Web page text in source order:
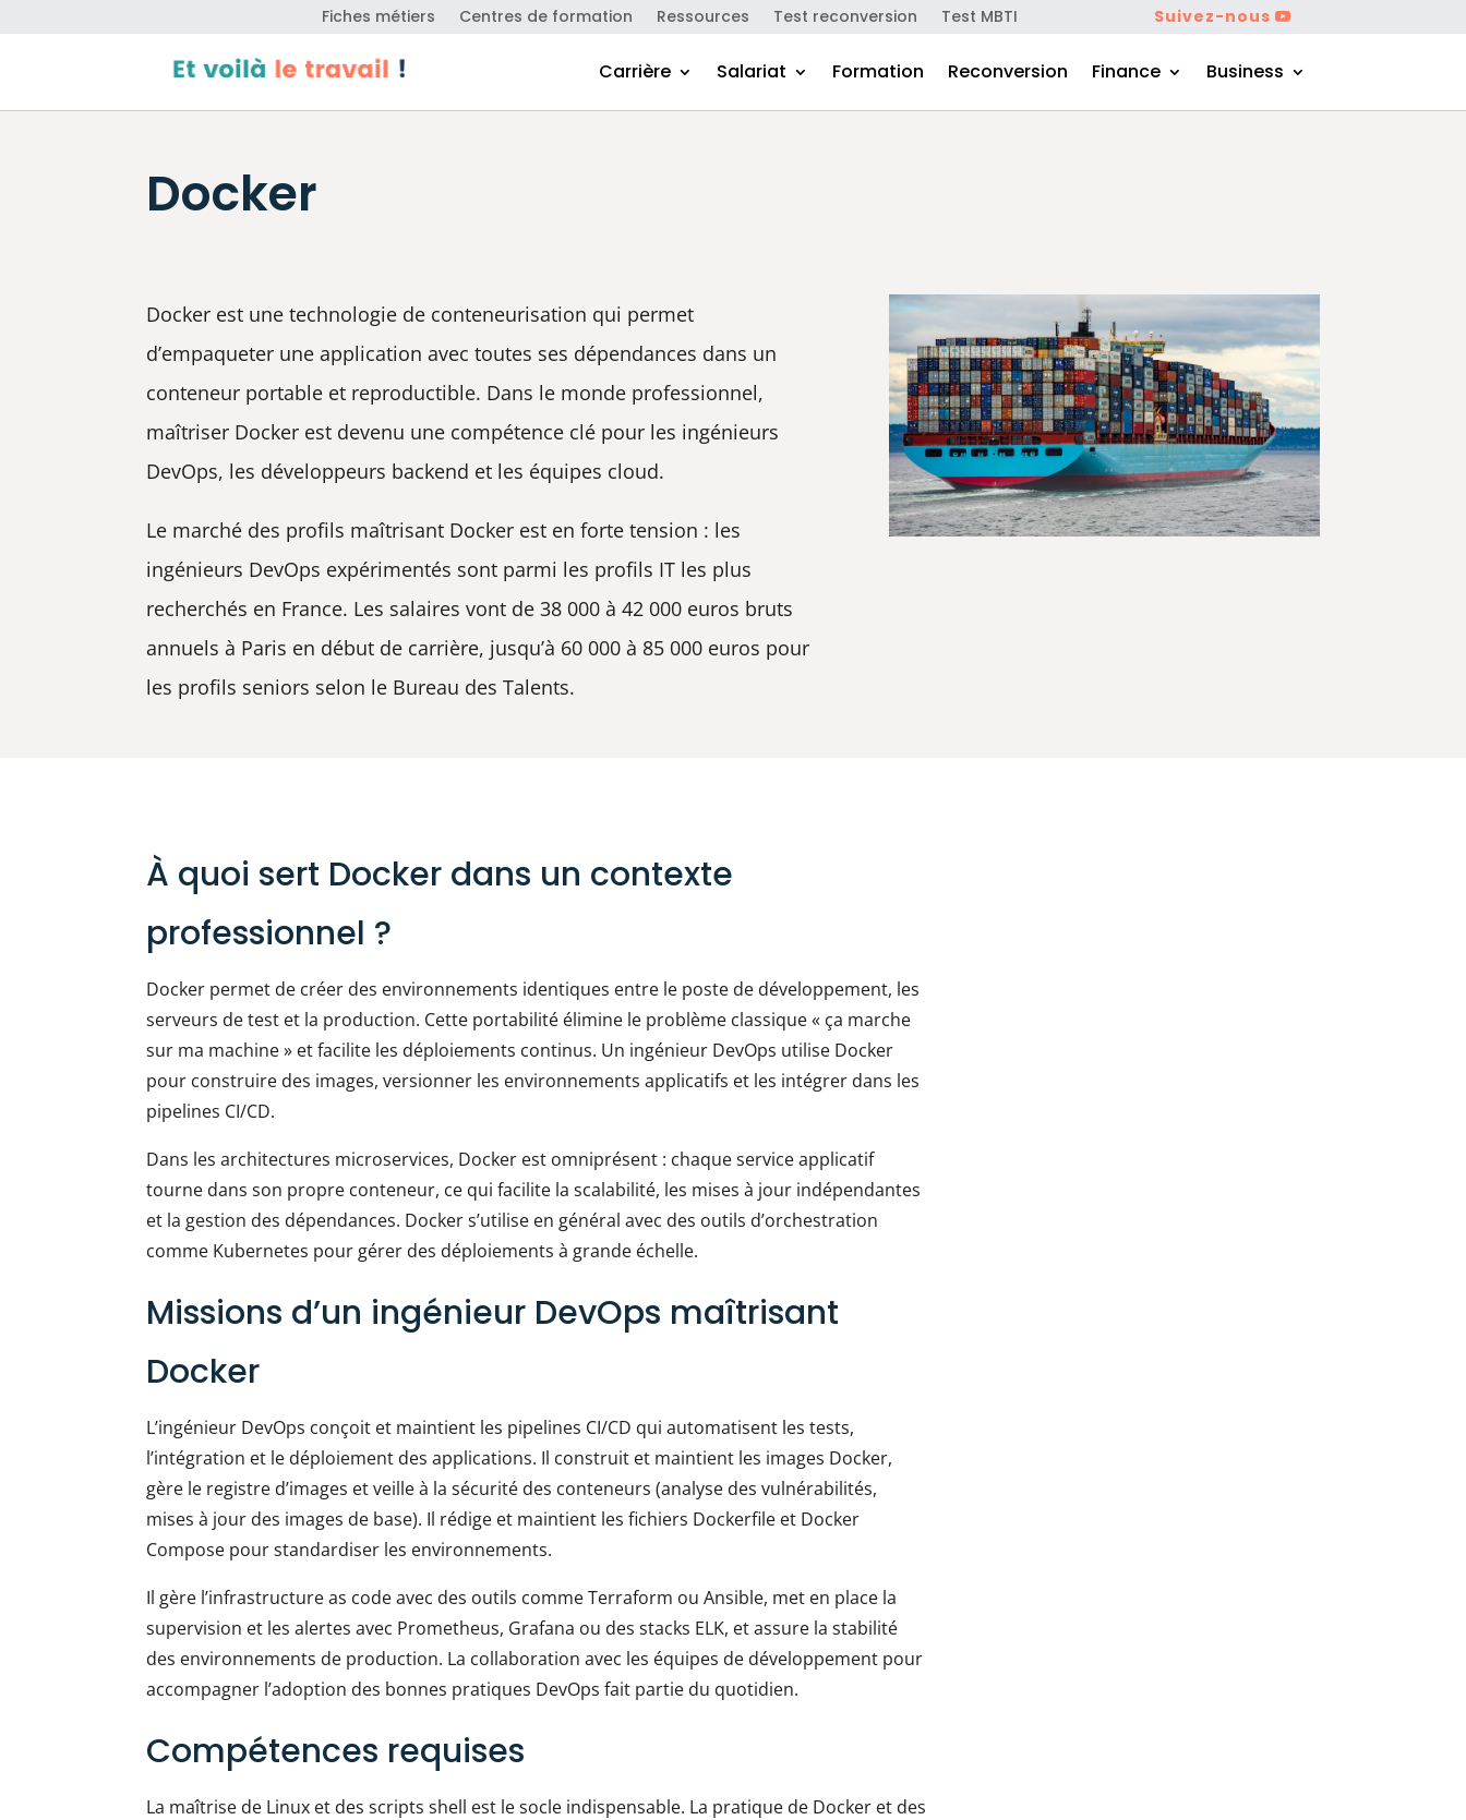
Fiches métiers Centres de formation Ressources Test reconversion Test MBTI Suivez-nous
Carrière Salariat Formation Reconversion Finance Business
Docker
Docker est une technologie de conteneurisation qui permet
d’empaqueter une application avec toutes ses dépendances dans un
conteneur portable et reproductible. Dans le monde professionnel,
maîtriser Docker est devenu une compétence clé pour les ingénieurs
DevOps, les développeurs backend et les équipes cloud.
Le marché des profils maîtrisant Docker est en forte tension : les
ingénieurs DevOps expérimentés sont parmi les profils IT les plus
recherchés en France. Les salaires vont de 38 000 à 42 000 euros bruts
annuels à Paris en début de carrière, jusqu’à 60 000 à 85 000 euros pour
les profils seniors selon le Bureau des Talents.
À quoi sert Docker dans un contexte
professionnel ?
Docker permet de créer des environnements identiques entre le poste de développement, les
serveurs de test et la production. Cette portabilité élimine le problème classique « ça marche
sur ma machine » et facilite les déploiements continus. Un ingénieur DevOps utilise Docker
pour construire des images, versionner les environnements applicatifs et les intégrer dans les
pipelines CI/CD.
Dans les architectures microservices, Docker est omniprésent : chaque service applicatif
tourne dans son propre conteneur, ce qui facilite la scalabilité, les mises à jour indépendantes
et la gestion des dépendances. Docker s’utilise en général avec des outils d’orchestration
comme Kubernetes pour gérer des déploiements à grande échelle.
Missions d’un ingénieur DevOps maîtrisant
Docker
L’ingénieur DevOps conçoit et maintient les pipelines CI/CD qui automatisent les tests,
l’intégration et le déploiement des applications. Il construit et maintient les images Docker,
gère le registre d’images et veille à la sécurité des conteneurs (analyse des vulnérabilités,
mises à jour des images de base). Il rédige et maintient les fichiers Dockerfile et Docker
Compose pour standardiser les environnements.
Il gère l’infrastructure as code avec des outils comme Terraform ou Ansible, met en place la
supervision et les alertes avec Prometheus, Grafana ou des stacks ELK, et assure la stabilité
des environnements de production. La collaboration avec les équipes de développement pour
accompagner l’adoption des bonnes pratiques DevOps fait partie du quotidien.
Compétences requises
La maîtrise de Linux et des scripts shell est le socle indispensable. La pratique de Docker et des